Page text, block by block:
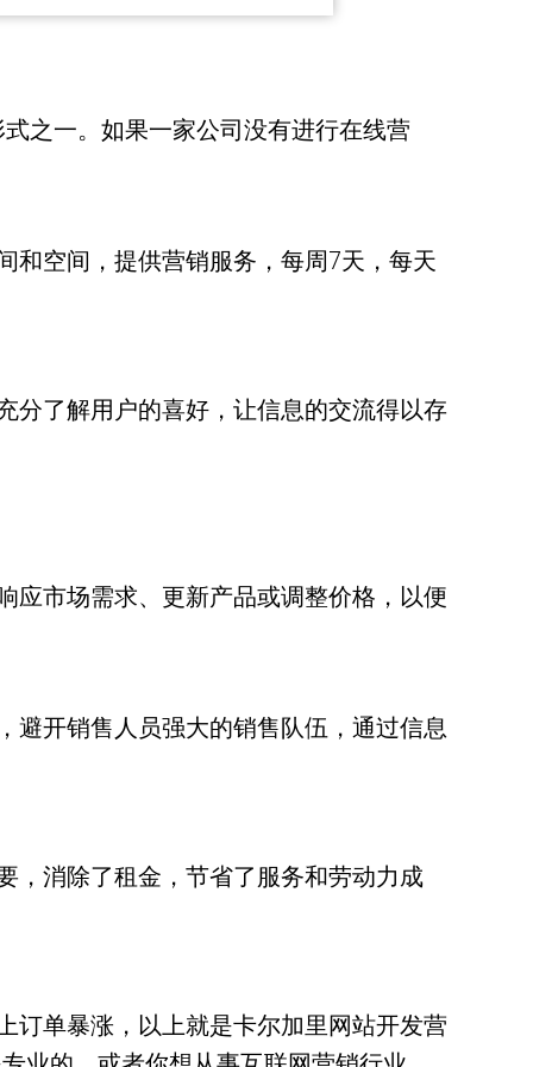
之一。如果一家公司没有进行在线营
和空间，提供营销服务，每周7天，每天
分了解用户的喜好，让信息的交流得以存
应市场需求、更新产品或调整价格，以便
避开销售人员强大的销售队伍，通过信息
，消除了租金，节省了服务和劳动力成
订单暴涨，以上就是卡尔加里网站开发营